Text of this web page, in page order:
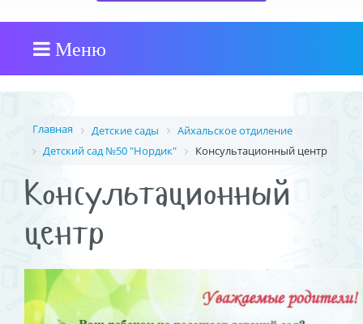
Меню
Главная Детские сады
Айхальское отдиление
Детский сад №50 "Нордик"
Консультационный центр
Консультационный
центр